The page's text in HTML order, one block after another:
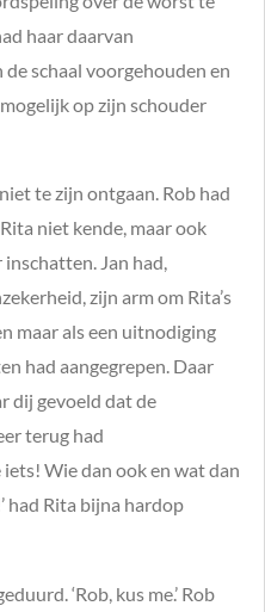
haar daarvan
schaal voorgehouden en
op zijn schouder
te zijn ontgaan. Rob had
niet kende, maar ook
Jan had,
zijn arm om Rita’s
maar als een uitnodiging
had aangegrepen. Daar
dij gevoeld dat de
terug had
Wie dan ook en wat dan
had Rita bijna hardop
‘Rob, kus me.’ Rob